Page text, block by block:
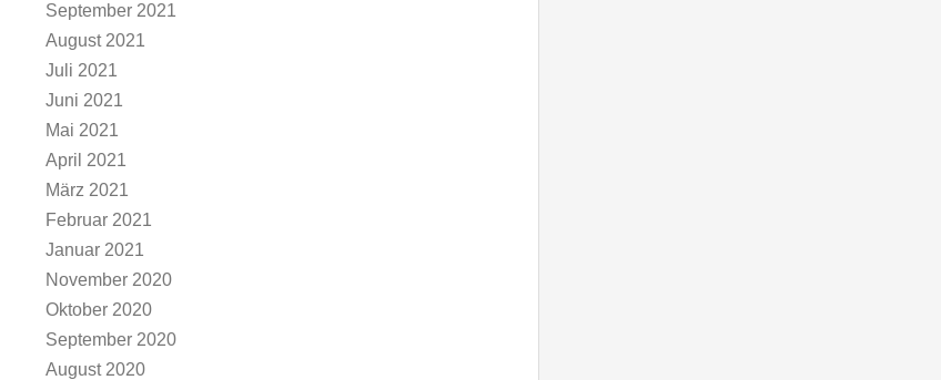
September 2021
August 2021
Juli 2021
Juni 2021
Mai 2021
April 2021
März 2021
Februar 2021
Januar 2021
November 2020
Oktober 2020
September 2020
August 2020